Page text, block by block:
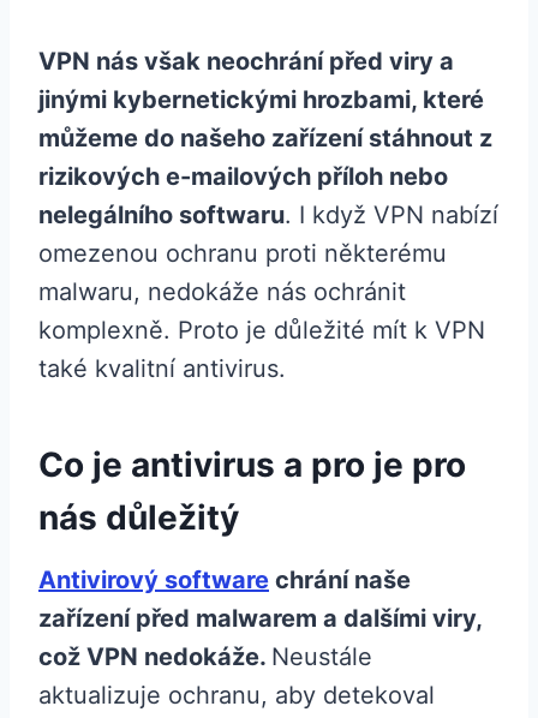
VPN nás však neochrání před viry a
jinými kybernetickými hrozbami, které
můžeme do našeho zařízení stáhnout z
rizikových e-mailových příloh nebo
nelegálního softwaru. I když VPN nabízí
omezenou ochranu proti některému
malwaru, nedokáže nás ochránit
komplexně. Proto je důležité mít k VPN
také kvalitní antivirus.
Co je antivirus a pro je pro
nás důležitý
Antivirový software chrání naše
zařízení před malwarem a dalšími viry,
což VPN nedokáže. Neustále
aktualizuje ochranu, aby detekoval